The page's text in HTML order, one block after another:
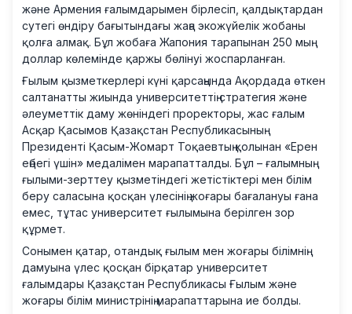
және Армения ғалымдарымен бірлесіп, қалдықтардан
сутегі өндіру бағытындағы жаңа экожүйелік жобаны
қолға алмақ. Бұл жобаға Жапония тарапынан 250 мың
доллар көлемінде қаржы бөлінуі жоспарланған.
Ғылым қызметкерлері күні қарсаңында Ақордада өткен
салтанатты жиында университеттің стратегия және
әлеуметтік даму жөніндегі проректоры, жас ғалым
Асқар Қасымов Қазақстан Республикасының
Президенті Қасым-Жомарт Тоқаевтың қолынан «Ерен
еңбегі үшін» медалімен марапатталды. Бұл – ғалымның
ғылыми-зерттеу қызметіндегі жетістіктері мен білім
беру саласына қосқан үлесінің жоғары бағалануы ғана
емес, тұтас университет ғылымына берілген зор
құрмет.
Сонымен қатар, отандық ғылым мен жоғары білімнің
дамуына үлес қосқан бірқатар университет
ғалымдары Қазақстан Республикасы Ғылым және
жоғары білім министрінің марапаттарына ие болды.